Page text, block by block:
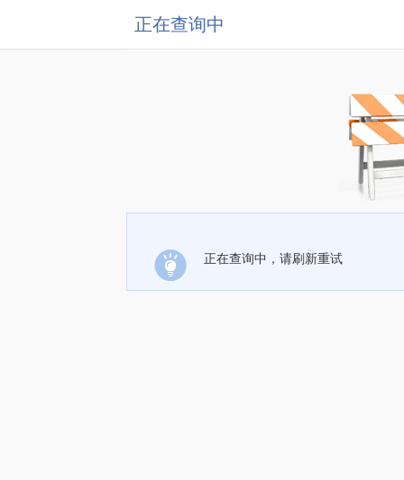
正在查询中
正在查询中，请刷新重试